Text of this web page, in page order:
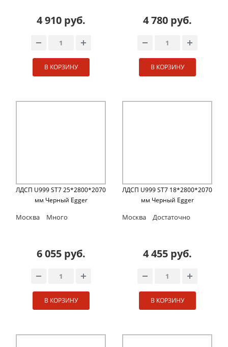
4 910 руб.
В КОРЗИНУ
4 780 руб.
В КОРЗИНУ
ЛДСП U999 ST7 25*2800*2070
мм Черный Egger
Москва Много
6 055 руб.
В КОРЗИНУ
ЛДСП U999 ST7 18*2800*2070
мм Черный Egger
Москва Достаточно
4 455 руб.
В КОРЗИНУ